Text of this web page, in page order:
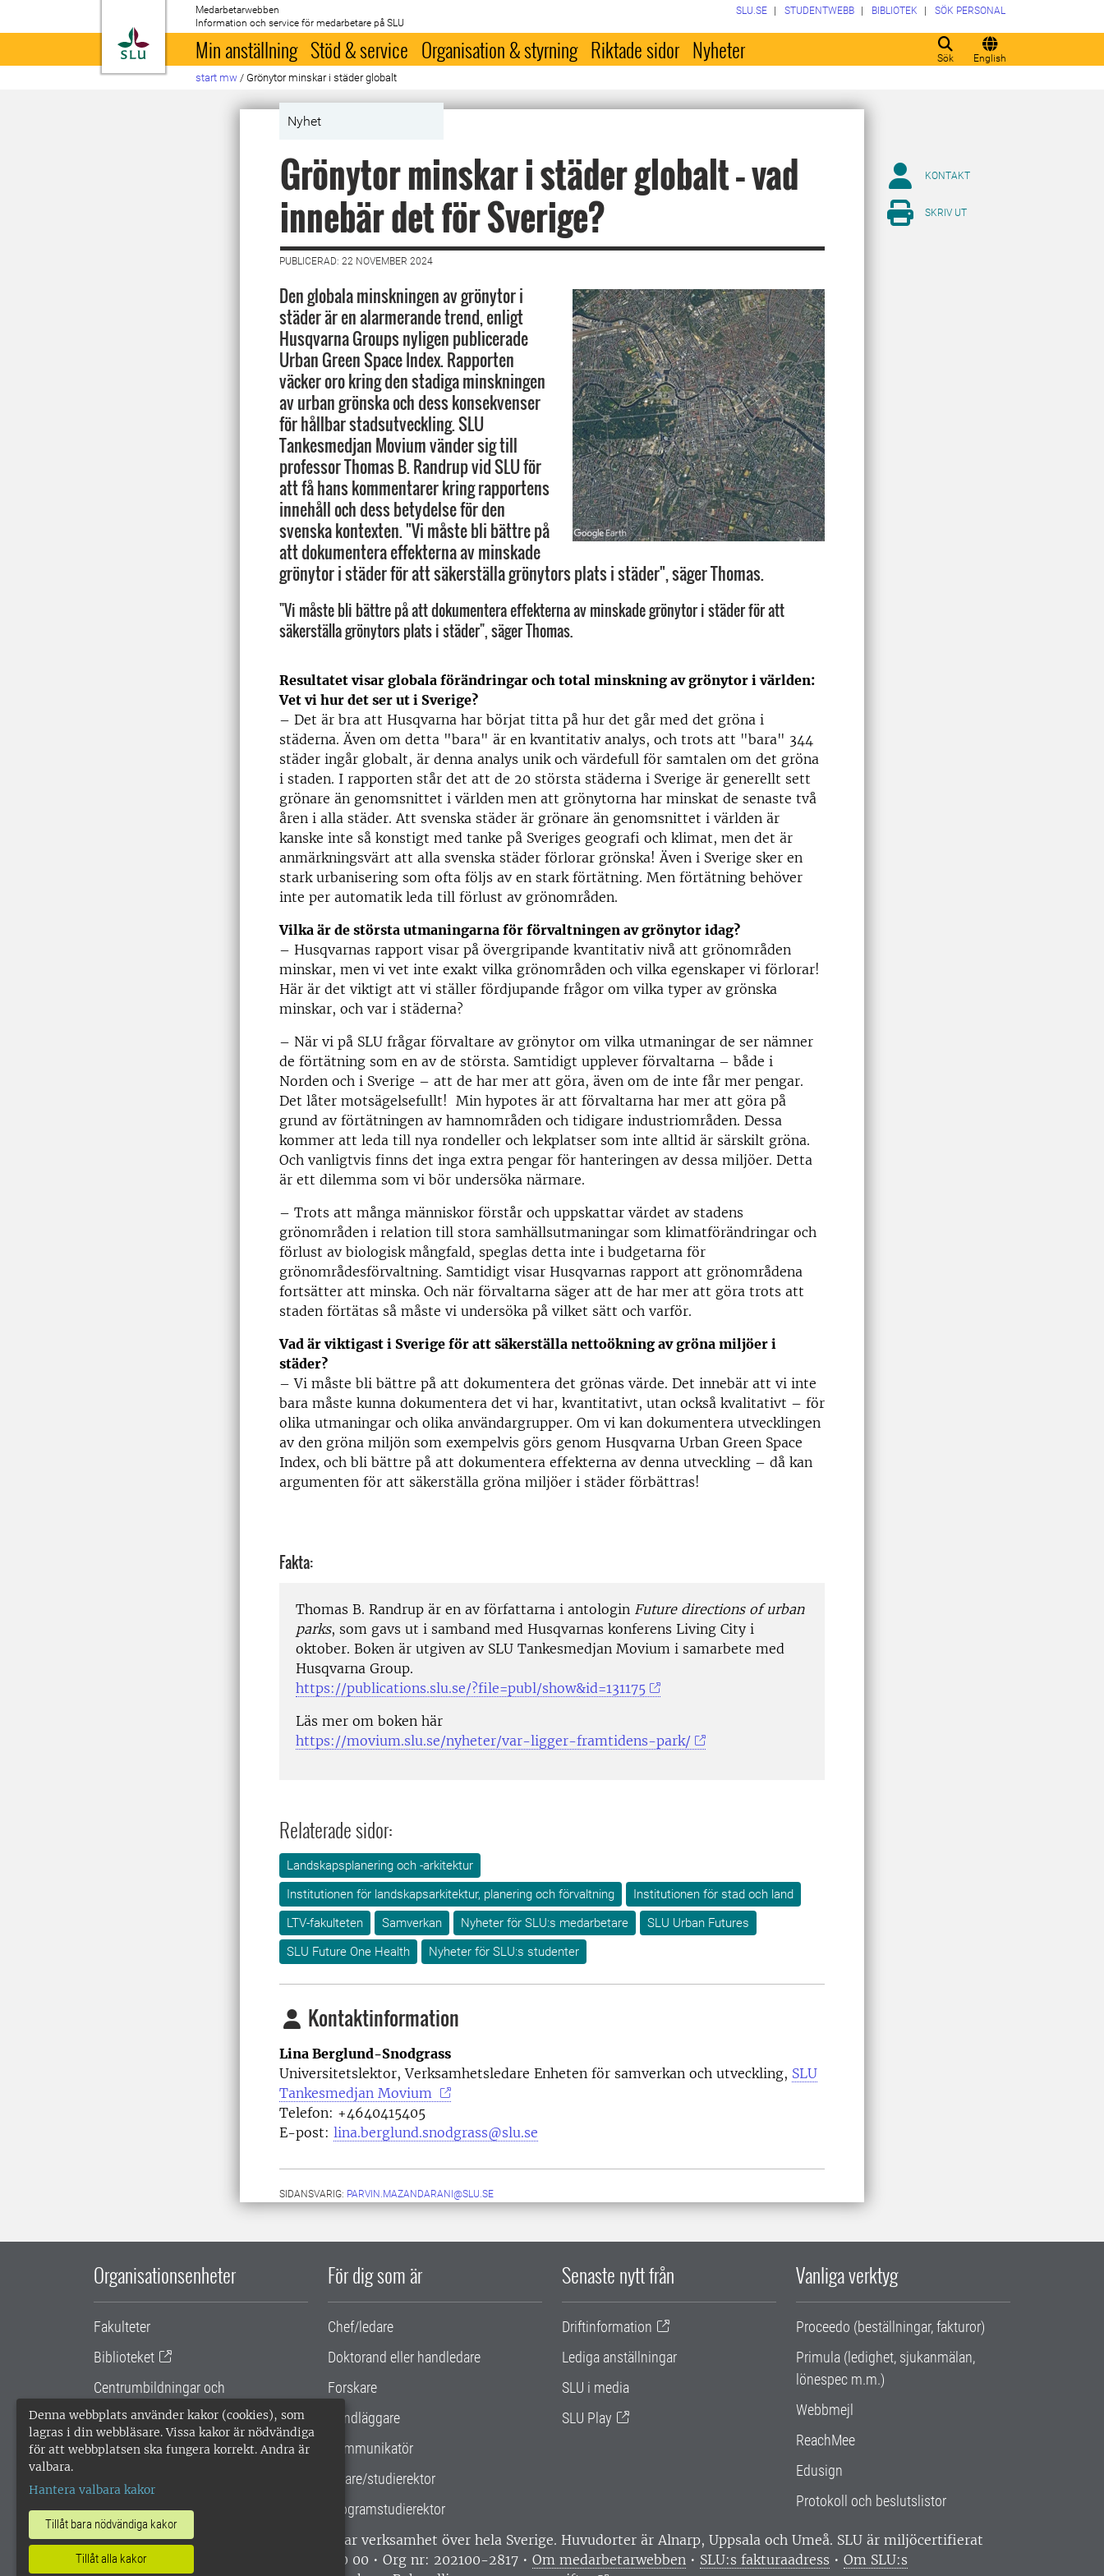
Denna webbplats använder kakor (cookies), som
lagras i din webbläsare. Vissa kakor är nödvändiga
för att webbplatsen ska fungera korrekt. Andra är
valbara.
Hantera valbara kakor
Tillåt bara nödvändiga kakor
Tillåt alla kakor
Till startsida
Medarbetarwebben
Information och service för medarbetare på SLU
Sök English
SLU.SE STUDENTWEBB BIBLIOTEK SÖK PERSONAL
Min anställning Stöd & service Organisation & styrning Riktade sidor Nyheter
start mw / Grönytor minskar i städer globalt
Nyhet
Grönytor minskar i städer globalt – vad
innebär det för Sverige?
PUBLICERAD: 22 NOVEMBER 2024
Den globala minskningen av grönytor i
städer är en alarmerande trend, enligt
Husqvarna Groups nyligen publicerade
Urban Green Space Index. Rapporten
väcker oro kring den stadiga minskningen
av urban grönska och dess konsekvenser
för hållbar stadsutveckling. SLU
Tankesmedjan Movium vänder sig till
professor Thomas B. Randrup vid SLU för
att få hans kommentarer kring rapportens
innehåll och dess betydelse för den
svenska kontexten. "Vi måste bli bättre på
att dokumentera effekterna av minskade
grönytor i städer för att säkerställa grönytors plats i städer", säger Thomas.
"Vi måste bli bättre på att dokumentera effekterna av minskade grönytor i städer för att
säkerställa grönytors plats i städer", säger Thomas.
Resultatet visar globala förändringar och total minskning av grönytor i världen:
Vet vi hur det ser ut i Sverige?
– Det är bra att Husqvarna har börjat titta på hur det går med det gröna i
städerna. Även om detta "bara" är en kvantitativ analys, och trots att "bara" 344
städer ingår globalt, är denna analys unik och värdefull för samtalen om det gröna
i staden. I rapporten står det att de 20 största städerna i Sverige är generellt sett
grönare än genomsnittet i världen men att grönytorna har minskat de senaste två
åren i alla städer. Att svenska städer är grönare än genomsnittet i världen är
kanske inte så konstigt med tanke på Sveriges geografi och klimat, men det är
anmärkningsvärt att alla svenska städer förlorar grönska! Även i Sverige sker en
stark urbanisering som ofta följs av en stark förtätning. Men förtätning behöver
inte per automatik leda till förlust av grönområden.
Vilka är de största utmaningarna för förvaltningen av grönytor idag?
– Husqvarnas rapport visar på övergripande kvantitativ nivå att grönområden
minskar, men vi vet inte exakt vilka grönområden och vilka egenskaper vi förlorar!
Här är det viktigt att vi ställer fördjupande frågor om vilka typer av grönska
minskar, och var i städerna?
– När vi på SLU frågar förvaltare av grönytor om vilka utmaningar de ser nämner
de förtätning som en av de största. Samtidigt upplever förvaltarna – både i
Norden och i Sverige – att de har mer att göra, även om de inte får mer pengar.
Det låter motsägelsefullt! Min hypotes är att förvaltarna har mer att göra på
grund av förtätningen av hamnområden och tidigare industriområden. Dessa
kommer att leda till nya rondeller och lekplatser som inte alltid är särskilt gröna.
Och vanligtvis finns det inga extra pengar för hanteringen av dessa miljöer. Detta
är ett dilemma som vi bör undersöka närmare.
– Trots att många människor förstår och uppskattar värdet av stadens
grönområden i relation till stora samhällsutmaningar som klimatförändringar och
förlust av biologisk mångfald, speglas detta inte i budgetarna för
grönområdesförvaltning. Samtidigt visar Husqvarnas rapport att grönområdena
fortsätter att minska. Och när förvaltarna säger att de har mer att göra trots att
staden förtätas så måste vi undersöka på vilket sätt och varför.
Vad är viktigast i Sverige för att säkerställa nettoökning av gröna miljöer i
städer?
– Vi måste bli bättre på att dokumentera det grönas värde. Det innebär att vi inte
bara måste kunna dokumentera det vi har, kvantitativt, utan också kvalitativt – för
olika utmaningar och olika användargrupper. Om vi kan dokumentera utvecklingen
av den gröna miljön som exempelvis görs genom Husqvarna Urban Green Space
Index, och bli bättre på att dokumentera effekterna av denna utveckling – då kan
argumenten för att säkerställa gröna miljöer i städer förbättras!
Fakta:
Thomas B. Randrup är en av författarna i antologin Future directions of urban
parks, som gavs ut i samband med Husqvarnas konferens Living City i
oktober. Boken är utgiven av SLU Tankesmedjan Movium i samarbete med
Husqvarna Group.
https://publications.slu.se/?file=publ/show&id=131175
Läs mer om boken här
https://movium.slu.se/nyheter/var-ligger-framtidens-park/
Relaterade sidor:
Landskapsplanering och -arkitektur
Institutionen för landskapsarkitektur, planering och förvaltning
Institutionen för stad och land
LTV-fakulteten
Samverkan Nyheter för SLU:s medarbetare
SLU Urban Futures
SLU Future One Health
Nyheter för SLU:s studenter
Kontaktinformation
Lina Berglund-Snodgrass
Universitetslektor, Verksamhetsledare Enheten för samverkan och utveckling, SLU
Tankesmedjan Movium
Telefon: +4640415405
E-post: lina.berglund.snodgrass@slu.se
SIDANSVARIG: PARVIN.MAZANDARANI@SLU.SE
KONTAKT
SKRIV UT
Organisationsenheter
Fakulteter
Biblioteket
Centrumbildningar och
samarbetsprojekt
Gemensamma verksamhetsstödet
För dig som är
Chef/ledare
Doktorand eller handledare
Forskare
Handläggare
Kommunikatör
Lärare/studierektor
Programstudierektor
Senaste nytt från
Driftinformation
Lediga anställningar
SLU i media
SLU Play
Vanliga verktyg
Proceedo (beställningar, fakturor)
Primula (ledighet, sjukanmälan,
lönespec m.m.)
Webbmejl
ReachMee
Edusign
Protokoll och beslutslistor
SLU, Sveriges lantbruksuniversitet, har verksamhet över hela Sverige. Huvudorter är Alnarp, Uppsala och Umeå. SLU är miljöcertifierat
enligt ISO 14001. •
Telefon: 018-67 10 00 • Org nr: 202100-2817 • Om medarbetarwebben • SLU:s fakturaadress • Om SLU:s